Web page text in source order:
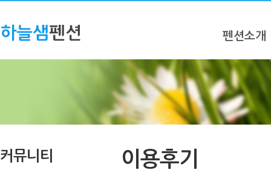
펜션소개
커뮤니티 이용후기